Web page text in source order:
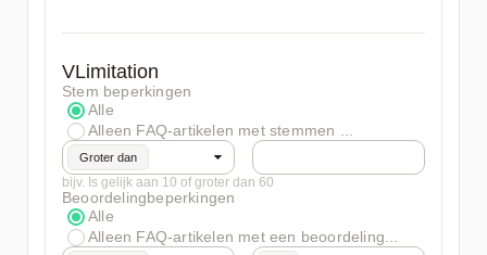
VLimitation
Stem beperkingen
Alle
Alleen FAQ-artikelen met stemmen ...
Groter dan
bijv. Is gelijk aan 10 of groter dan 60
Beoordelingbeperkingen
Alle
Alleen FAQ-artikelen met een beoordeling...